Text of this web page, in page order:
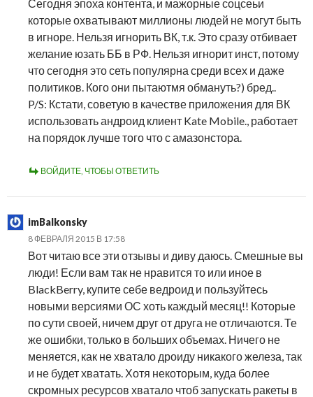
Сегодня эпоха контента, и мажорные соцсеьи
которые охватывают миллионы людей не могут быть
в игноре. Нельзя игнорить ВК, т.к. Это сразу отбивает
желание юзать ББ в РФ. Нельзя игнорит инст, потому
что сегодня это сеть популярна среди всех и даже
политиков. Кого они пытаютмя обмануть?) бред..
P/S: Кстати, советую в качестве приложения для ВК
использовать андроид клиент Kate Mobile., работает
на порядок лучше того что с амазонстора.
ВОЙДИТЕ, ЧТОБЫ ОТВЕТИТЬ
imBalkonsky
8 ФЕВРАЛЯ 2015 В 17:58
Вот читаю все эти отзывы и диву даюсь. Смешные вы
люди! Если вам так не нравится то или иное в
BlackBerry, купите себе ведроид и пользуйтесь
новыми версиями ОС хоть каждый месяц!! Которые
по сути своей, ничем друг от друга не отличаются. Те
же ошибки, только в больших объемах. Ничего не
меняется, как не хватало дроиду никакого железа, так
и не будет хватать. Хотя некоторым, куда более
скромных ресурсов хватало чтоб запускать ракеты в